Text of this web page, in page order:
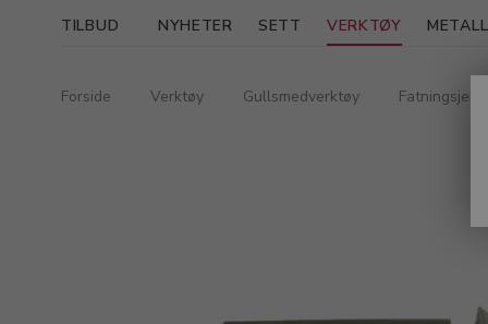
TILBUD NYHETER SETT VERKTØY
Forside Verktøy Gullsmedverktøy Fatningsjern